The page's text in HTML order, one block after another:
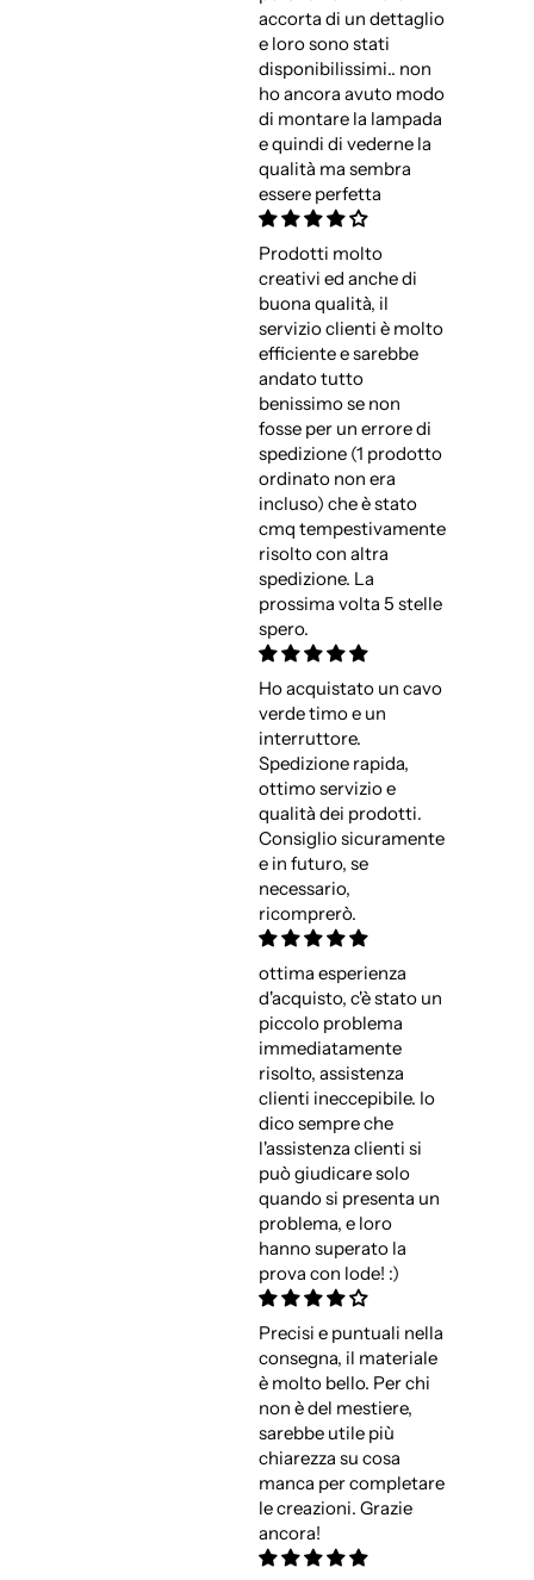
accorta di un dettaglio
e loro sono stati
disponibilissimi.. non
ho ancora avuto modo
di montare la lampada
e quindi di vederne la
qualità ma sembra
essere perfetta
Prodotti molto
creativi ed anche di
buona qualità, il
servizio clienti è molto
efficiente e sarebbe
andato tutto
benissimo se non
fosse per un errore di
spedizione (1 prodotto
ordinato non era
incluso) che è stato
cmq tempestivamente
risolto con altra
spedizione. La
prossima volta 5 stelle
spero.
Ho acquistato un cavo
verde timo e un
interruttore.
Spedizione rapida,
ottimo servizio e
qualità dei prodotti.
Consiglio sicuramente
e in futuro, se
necessario,
ricomprerò.
ottima esperienza
d'acquisto, c'è stato un
piccolo problema
immediatamente
risolto, assistenza
clienti ineccepibile. Io
dico sempre che
l'assistenza clienti si
può giudicare solo
quando si presenta un
problema, e loro
hanno superato la
prova con lode! :)
Precisi e puntuali nella
consegna, il materiale
è molto bello. Per chi
non è del mestiere,
sarebbe utile più
chiarezza su cosa
manca per completare
le creazioni. Grazie
ancora!